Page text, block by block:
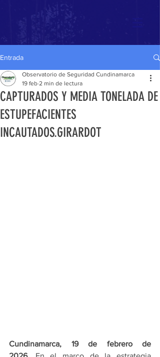
Entrada
CAPTURADOS Y MEDIA TONELADA DE
ESTUPEFACIENTES
INCAUTADOS.GIRARDOT
Observatorio de Seguridad Cundinamarca
19 feb 2 min de lectura
Cundinamarca, 19 de febrero de